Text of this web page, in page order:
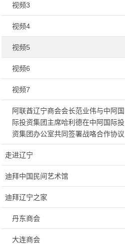
视频3
视频4
视频5
视频6
视频7
阿联酋辽宁商会会长范业伟与中阿国
际投资集团主席哈利德在中阿国际投
资集团办公室共同签署战咯合作协议
走进辽宁
迪拜中国民间艺术馆
迪拜辽宁之家
丹东商会
大连商会